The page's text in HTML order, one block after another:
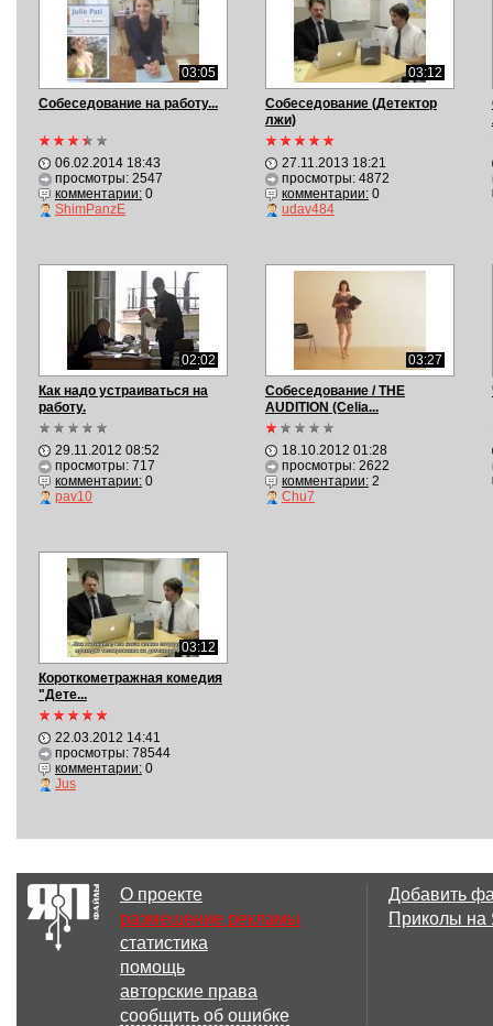
03:05
Собеседование на работу...
06.02.2014 18:43
просмотры: 2547
комментарии:0
ShimPanzE
03:12
Собеседование (Детектор
лжи)
27.11.2013 18:21
просмотры: 4872
комментарии:0
udav484
02:02
Как надо устраиваться на
работу.
29.11.2012 08:52
просмотры: 717
комментарии:0
pav10
03:27
Собеседование / THE
AUDITION (Сelia...
18.10.2012 01:28
просмотры: 2622
комментарии:2
Chu7
03:12
Короткометражная комедия
"Дете...
22.03.2012 14:41
просмотры: 78544
комментарии:0
Jus
О проекте
размещение рекламы
статистика
помощь
авторские права
сообщить об ошибке
Добавить
Приколы